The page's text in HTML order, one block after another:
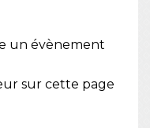
un évènement
sur cette page